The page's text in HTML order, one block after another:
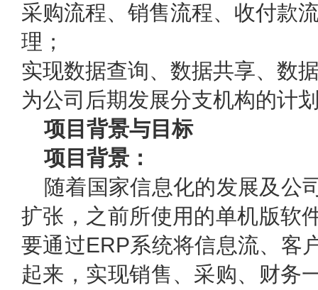
采购流程、销售流程、收付款
理；
实现数据查询、数据共享、数
为公司后期发展分支机构的计
项目背景与目标
项目背景：
随着国家信息化的发展及公
扩张，之前所使用的单机版软
要通过ERP系统将信息流、客
起来，实现销售、采购、财务